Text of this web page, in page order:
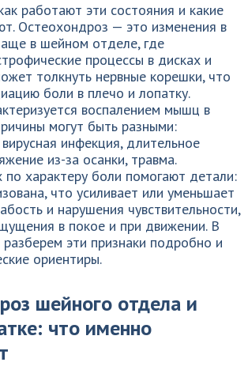
работают эти состояния и какие
Остеохондроз — это изменения в
в шейном отделе, где
процессы в дисках и
толкнуть нервные корешки, что
боли в плечо и лопатку.
воспалением мышц в
могут быть разными:
инфекция, длительное
из-за осанки, травма.
по характеру боли помогают детали:
что усиливает или уменьшает
и нарушения чувствительности,
в покое и при движении. В
эти признаки подробно и
ориентиры.
шейного отдела и
что именно